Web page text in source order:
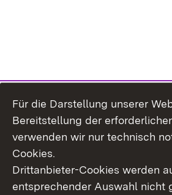
Für die Darstellung unserer
Bereitstellung der
verwenden wir nur technisch
Cookies.
Drittanbieter-Cookies werden
entsprechender Auswahl nicht